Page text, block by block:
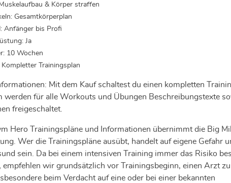
& Körper straffen
Gesamtkörperplan
Anfänger bis Profi
Ja
10 Wochen
Kompletter Trainingsplan
Mit dem Kauf schaltest du einen kompletten
werden für alle Workouts und Übungen Beschreibungstexte
freigeschaltet.
Hero Trainingspläne und Informationen übernimmt die Big
Wer die Trainingspläne ausübt, handelt auf eigene Gefahr
sein. Da bei einem intensiven Training immer das Risiko
empfehlen wir grundsätzlich vor Trainingsbeginn, einen Arzt zu
beim Verdacht auf eine oder bei einer bekannten